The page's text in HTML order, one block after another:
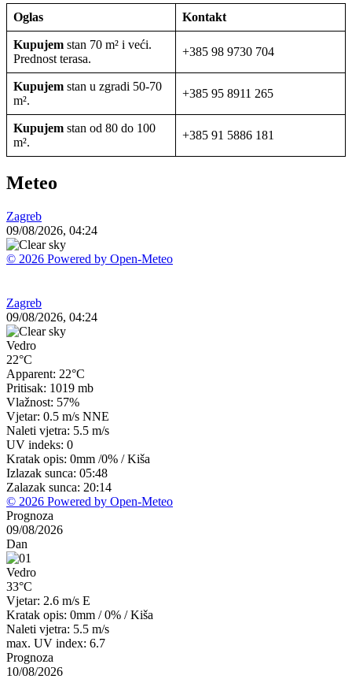
Oglas Kontakt
Kupujem stan 70 m² i veći.
Prednost terasa.
+385 98 9730 704
Kupujem stan u zgradi 50-70
m².
+385 95 8911 265
Kupujem stan od 80 do 100
m².
+385 91 5886 181
Meteo
Zagreb
09/08/2026, 04:24
© 2026 Powered by Open-Meteo
Zagreb
09/08/2026, 04:24
Vedro
22°C
Apparent: 22°C
Pritisak: 1019 mb
Vlažnost: 57%
Vjetar: 0.5 m/s NNE
Naleti vjetra: 5.5 m/s
UV indeks: 0
Kratak opis: 0mm /0% /Kiša
Izlazak sunca: 05:48
Zalazak sunca: 20:14
© 2026 Powered by Open-Meteo
Prognoza
09/08/2026
Dan
Vedro
33°C
Vjetar: 2.6 m/s E
Kratak opis: 0mm /0% /Kiša
Naleti vjetra: 5.5 m/s
max. UV index: 6.7
Prognoza
10/08/2026